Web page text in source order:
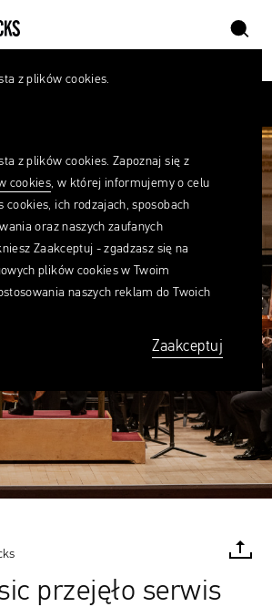
szukaj
przejęło serwis
z plików cookies.
z plików cookies. Zapoznaj się z
cookies, w której informujemy o celu
cookies, ich rodzajach, sposobach
oraz naszych zaufanych
Zaakceptuj - zgadzasz się na
plików cookies w Twoim
naszych reklam do Twoich
Zaakceptuj